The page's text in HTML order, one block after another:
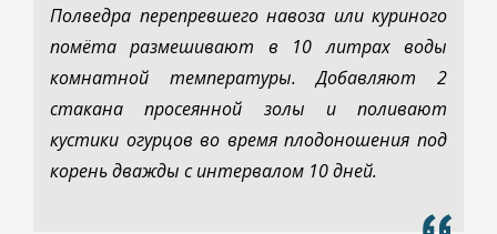
Полведра перепревшего навоза или куриного
помёта размешивают в 10 литрах воды
комнатной температуры. Добавляют 2
стакана просеянной золы и поливают
кустики огурцов во время плодоношения под
корень дважды с интервалом 10 дней.